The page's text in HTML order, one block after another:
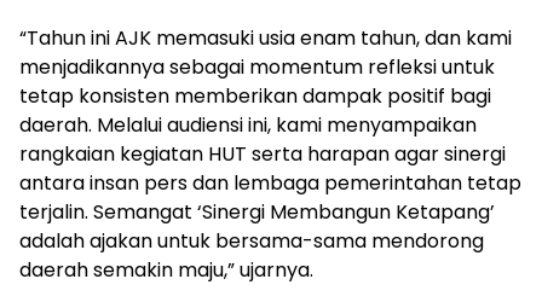
“Tahun ini AJK memasuki usia enam tahun, dan kami
menjadikannya sebagai momentum refleksi untuk
tetap konsisten memberikan dampak positif bagi
daerah. Melalui audiensi ini, kami menyampaikan
rangkaian kegiatan HUT serta harapan agar sinergi
antara insan pers dan lembaga pemerintahan tetap
terjalin. Semangat ‘Sinergi Membangun Ketapang’
adalah ajakan untuk bersama-sama mendorong
daerah semakin maju,” ujarnya.